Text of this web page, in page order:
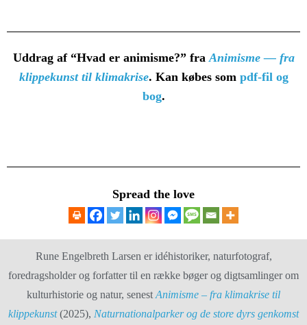
Uddrag af “Hvad er animisme?” fraAnimisme — fra
klippekunst til klimakrise. Kan købes som pdf-fil og
bog.
Spread the love
Rune Engelbreth Larsen er idéhistoriker, naturfotograf,
foredragsholder og forfatter til en række bøger og digtsamlinger om
kulturhistorie og natur, senest Animisme – fra klimakrise til
klippekunst (2025), Naturnationalparker og de store dyrs genkomst